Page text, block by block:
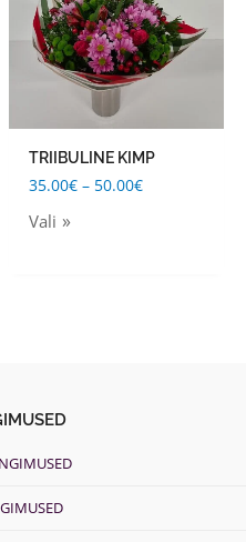
TRIIBULINE KIMP
35.00€ – 50.00€
Vali
multiple
variants.
The
options
be
chosen
on